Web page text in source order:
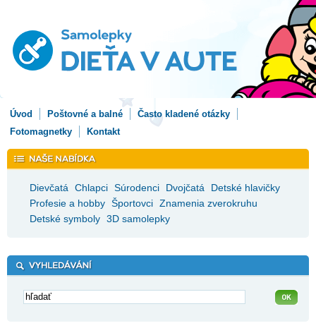
Úvod Poštovné a balné
Často kladené otázky
Fotomagnetky
Kontakt
Dievčatá Chlapci Súrodenci Dvojčatá
Detské hlavičky
Profesie a hobby Športovci Znamenia zverokruhu
Detské symboly 3D samolepky